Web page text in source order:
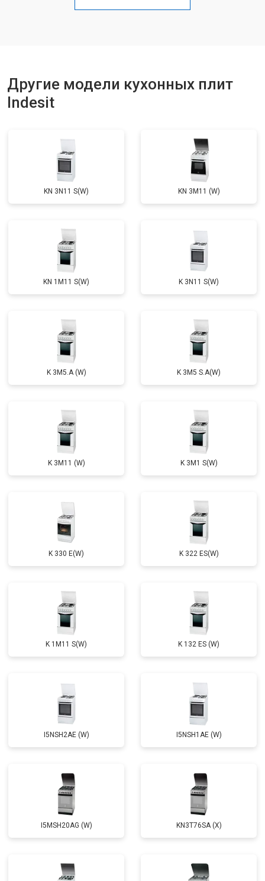
Ремонт чугунной конфорки от 2600 ₽
Другие модели кухонных плит
Indesit
KN 3N11 S(W) KN 3M11 (W)
KN 1M11 S(W) K 3N11 S(W)
K 3M5.A (W) K 3M5 S.A(W)
K 3M11 (W) K 3M1 S(W)
K 330 E(W) K 322 ES(W)
K 1M11 S(W) K 132 ES (W)
I5NSH2AE (W) I5NSH1AE (W)
I5MSH20AG (W) KN3T76SA (X)